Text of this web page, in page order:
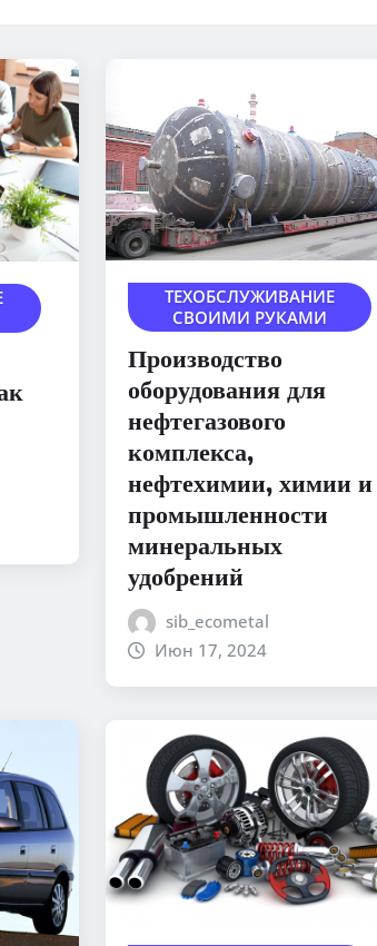
ТЕХОБСЛУЖИВАНИЕ
СВОИМИ РУКАМИ
Производство
оборудования для
нефтегазового
комплекса,
нефтехимии, химии и
промышленности
минеральных
удобрений
sib_ecometal
Июн 17, 2024